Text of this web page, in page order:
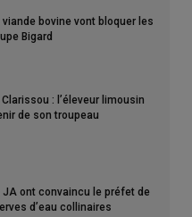
viande bovine vont bloquer les
Bigard
: l’éleveur limousin
de son troupeau
JA ont convaincu le préfet de
d’eau collinaires